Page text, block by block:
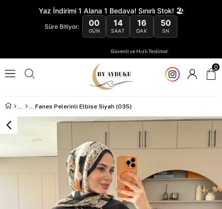
Yaz İndirimi 1 Alana 1 Bedava! Sınırlı Stok! 🏖️
Süre Bitiyor: 00
GÜN
14
SAAT
16
DAK
49
SN
Güvenli ve Hızlı Teslimat
0
Fanes Pelerinli Elbise Siyah (035)